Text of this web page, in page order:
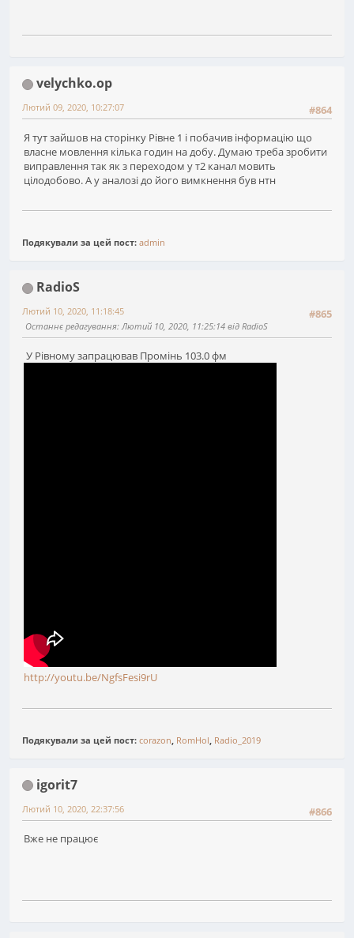
velychko.op
#864
Лютий 09, 2020, 10:27:07
Я тут зайшов на сторінку Рівне 1 і побачив інформацію що
власне мовлення кілька годин на добу. Думаю треба зробити
виправлення так як з переходом у т2 канал мовить
цілодобово. А у аналозі до його вимкнення був нтн
Подякували за цей пост: admin
RadioS
#865
Лютий 10, 2020, 11:18:45
Останнє редагування: Лютий 10, 2020, 11:25:14 від RadioS
У Рівному запрацював Промінь 103.0 фм
http://youtu.be/NgfsFesi9rU
Подякували за цей пост: corazon RomHol Radio_2019
igorit7
#866
Лютий 10, 2020, 22:37:56
Вже не працює